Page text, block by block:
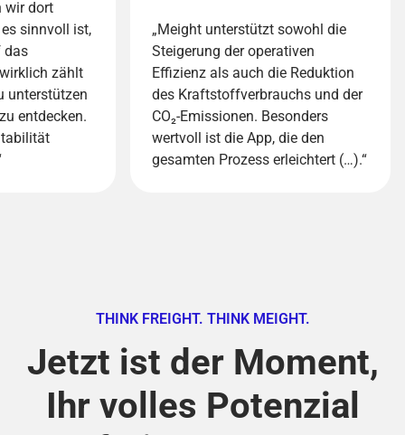
wir dort
sinnvoll ist,
das
zählt
unterstützen
entdecken.
„Meight unterstützt sowohl die
Steigerung der operativen
Effizienz als auch die Reduktion
des Kraftstoffverbrauchs und der
CO₂-Emissionen. Besonders
wertvoll ist die App, die den
gesamten Prozess erleichtert (…).“
THINK FREIGHT. THINK MEIGHT.
Jetzt ist der Moment,
Ihr volles Potenzial